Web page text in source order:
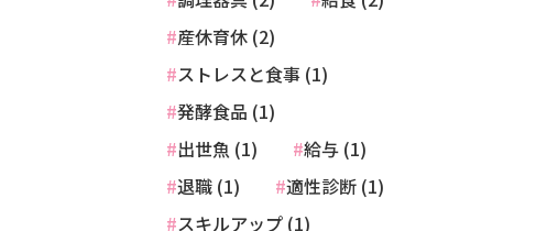
産休育休 (2)
ストレスと食事 (1)
発酵食品 (1)
出世魚 (1)
給与 (1)
退職 (1)
適性診断 (1)
スキルアップ (1)